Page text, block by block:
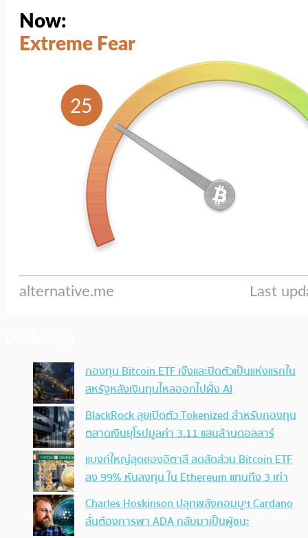
กองทุน Bitcoin ETF เจ๊งและปิดตัวเป็นแห่งแรกใน
สหรัฐหลังเงินทุนไหลออกไปฝั่ง AI
BlackRock ลุยเปิดตัว Tokenized สำหรับกองทุน
ตลาดเงินยุโรปมูลค่า 3.11 แสนล้านดอลลาร์
แบงก์ใหญ่สุดของอิตาลี ลดสัดส่วน Bitcoin ETF
ลง 99% หันลงทุน ใน Ethereum แทนถึง 3 เท่า
Charles Hoskinson ปลุกพลังคอมมูฯ Cardano
ลั่นต้องการพา ADA กลับมาเป็นผู้ชนะ